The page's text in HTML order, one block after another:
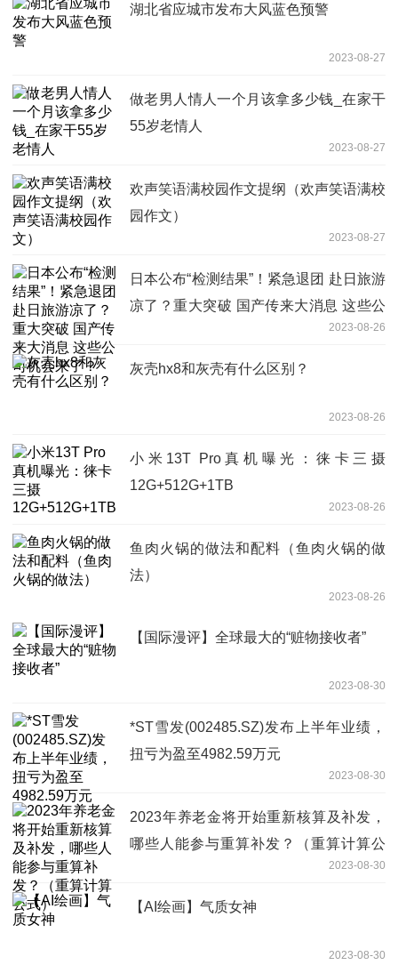
湖北省应城市发布大风蓝色预警
2023-08-27
做老男人情人一个月该拿多少钱_在家干
55岁老情人
2023-08-27
欢声笑语满校园作文提纲（欢声笑语满校
园作文）
2023-08-27
日本公布“检测结果”！紧急退团 赴日旅游
凉了？重大突破 国产传来大消息 这些公
2023-08-26
灰壳hx8和灰壳有什么区别？
2023-08-26
小米13T Pro真机曝光：徕卡三摄
12G+512G+1TB
2023-08-26
鱼肉火锅的做法和配料（鱼肉火锅的做
法）
2023-08-26
【国际漫评】全球最大的“赃物接收者”
2023-08-30
*ST雪发(002485.SZ)发布上半年业绩，
扭亏为盈至4982.59万元
2023-08-30
2023年养老金将开始重新核算及补发，
哪些人能参与重算补发？（重算计算公
2023-08-30
【AI绘画】气质女神
2023-08-30